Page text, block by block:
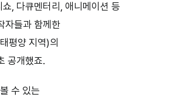
쇼, 다큐멘터리, 애니메이션 등
자들과 함께한
평양 지역)의
공개했죠.
수 있는